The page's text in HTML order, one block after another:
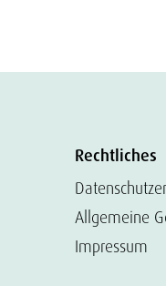
Rechtliches
Allgemeine
Impressum